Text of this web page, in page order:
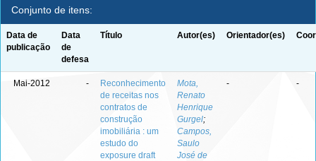
Conjunto de itens:
Data de
publicação
Data
de
defesa
Título Autor(es) Orientador(es)
Mai-2012 -
Reconhecimento
de receitas nos
contratos de
construção
imobiliária : um
estudo do
exposure draft
Mota,
Renato
Henrique
Gurgel;
Campos,
Saulo
José de
- -